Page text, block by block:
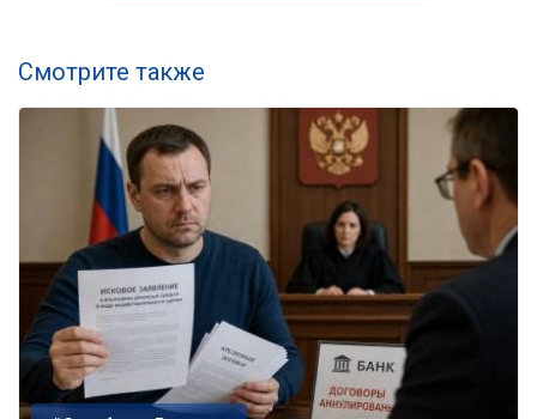
Смотрите также